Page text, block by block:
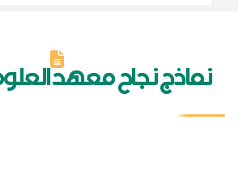
نماذج نجاح معهد